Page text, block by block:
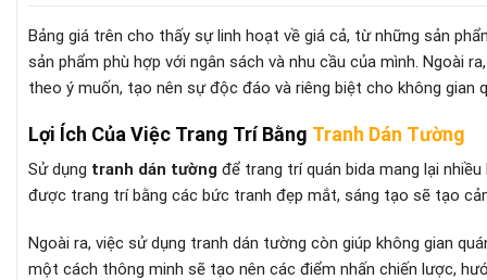
Bảng giá trên cho thấy sự linh hoạt về giá cả, từ những sản
sản phẩm phù hợp với ngân sách và nhu cầu của mình. Ngoài
theo ý muốn, tạo nên sự độc đáo và riêng biệt cho không gian
Lợi Ích Của Việc Trang Trí Bằng Tranh Dán Tường
Sử dụng tranh dán tường để trang trí quán bida mang lại
được trang trí bằng các bức tranh đẹp mắt, sáng tạo sẽ tạo
Ngoài ra, việc sử dụng tranh dán tường còn giúp không gian
một cách thông minh sẽ tạo nên các điểm nhấn chiến lược,